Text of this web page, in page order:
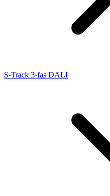
S-Track 3-fas DALI